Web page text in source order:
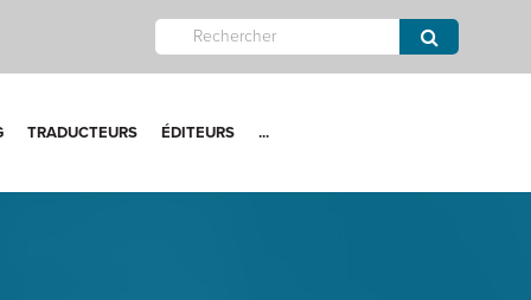
TRADUCTEURS ÉDITEURS ...